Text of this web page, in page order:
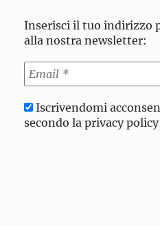
Inserisci il tuo indirizzo
alla nostra newsletter:
Iscrivendomi
secondo la privacy